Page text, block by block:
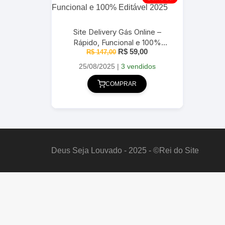
Site Delivery Gás Online –
Rápido, Funcional e 100%
Editável 2025
R$147,00 O
original
era:
R$ 147,00.
R$ 59,00O
atual
25/08/2025 | 3 vendidos
COMPRAR
Deus Seja Louvado - 2025 - ©Rei do Site